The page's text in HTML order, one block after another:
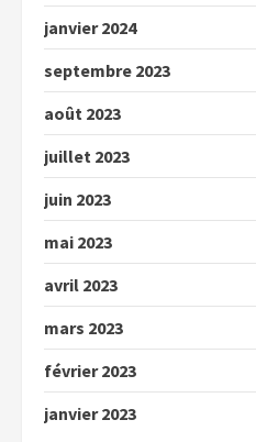
janvier 2024
septembre 2023
août 2023
juillet 2023
juin 2023
mai 2023
avril 2023
mars 2023
février 2023
janvier 2023